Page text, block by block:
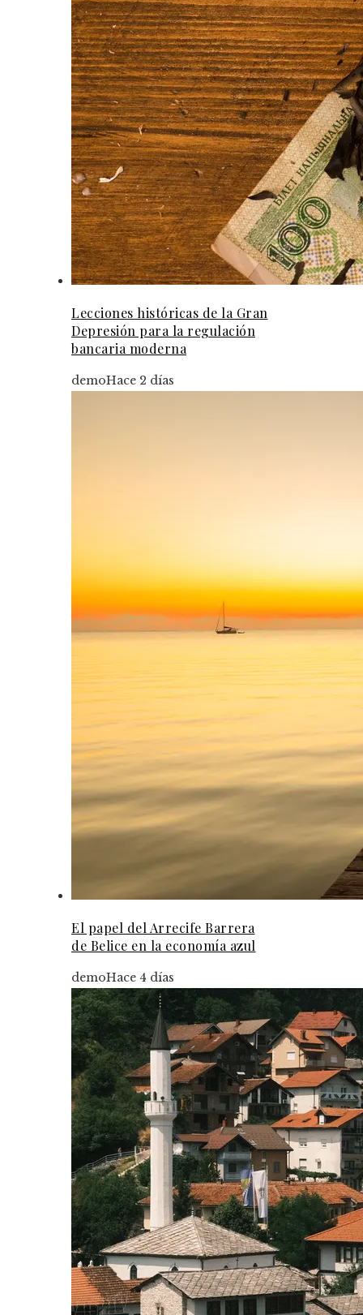
Lecciones históricas de la Gran
Depresión para la regulación
bancaria moderna
demoHace 2 días
El papel del Arrecife Barrera
de Belice en la economía azul
demoHace 4 días